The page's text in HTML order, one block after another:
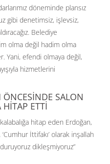
döneminde plansız
gibi denetimsiz, işlevsiz,
Belediye
olma değil hadim olma
Yani, efendi olmaya değil,
hizmetlerini
SALON
ETTİ
hitap eden Erdoğan,
İttifakı’ olarak inşallah
dikleşmiyoruz”